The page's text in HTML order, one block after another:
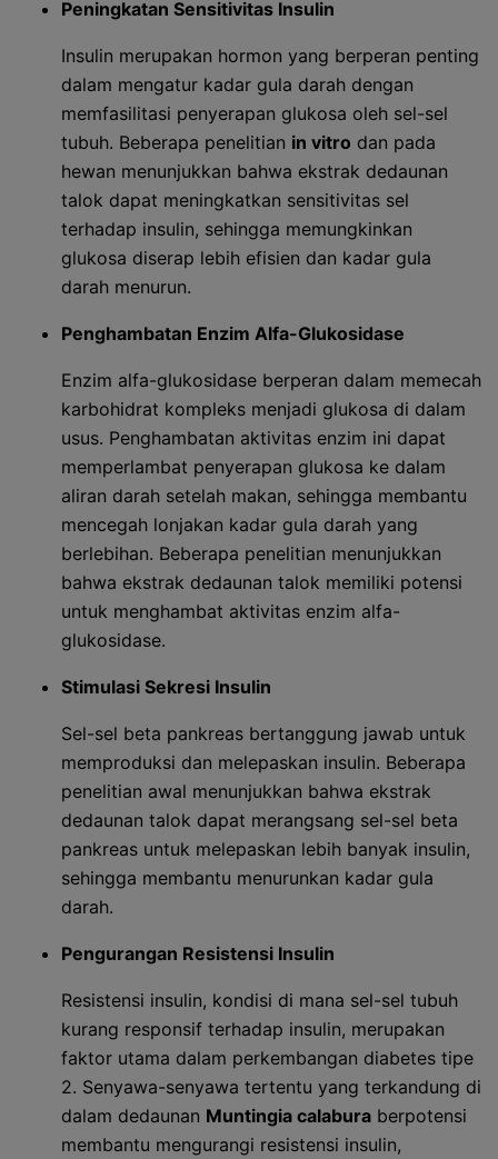
Peningkatan Sensitivitas Insulin
Insulin merupakan hormon yang berperan penting
dalam mengatur kadar gula darah dengan
memfasilitasi penyerapan glukosa oleh sel-sel
tubuh. Beberapa penelitian in vitro dan pada
hewan menunjukkan bahwa ekstrak dedaunan
talok dapat meningkatkan sensitivitas sel
terhadap insulin, sehingga memungkinkan
glukosa diserap lebih efisien dan kadar gula
darah menurun.
Penghambatan Enzim Alfa-Glukosidase
Enzim alfa-glukosidase berperan dalam memecah
karbohidrat kompleks menjadi glukosa di dalam
usus. Penghambatan aktivitas enzim ini dapat
memperlambat penyerapan glukosa ke dalam
aliran darah setelah makan, sehingga membantu
mencegah lonjakan kadar gula darah yang
berlebihan. Beberapa penelitian menunjukkan
bahwa ekstrak dedaunan talok memiliki potensi
untuk menghambat aktivitas enzim alfa-
glukosidase.
Stimulasi Sekresi Insulin
Sel-sel beta pankreas bertanggung jawab untuk
memproduksi dan melepaskan insulin. Beberapa
penelitian awal menunjukkan bahwa ekstrak
dedaunan talok dapat merangsang sel-sel beta
pankreas untuk melepaskan lebih banyak insulin,
sehingga membantu menurunkan kadar gula
darah.
Pengurangan Resistensi Insulin
Resistensi insulin, kondisi di mana sel-sel tubuh
kurang responsif terhadap insulin, merupakan
faktor utama dalam perkembangan diabetes tipe
2. Senyawa-senyawa tertentu yang terkandung di
dalam dedaunan Muntingia calabura berpotensi
membantu mengurangi resistensi insulin,